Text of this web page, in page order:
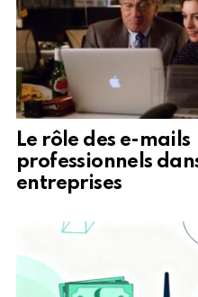
Le rôle des e-mails
professionnels
entreprises